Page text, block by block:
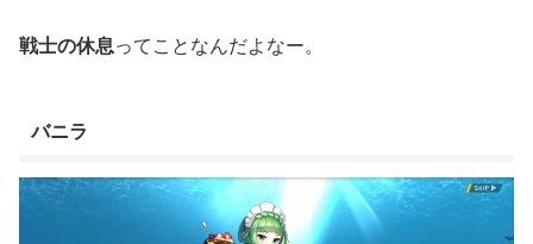
戦士の休息ってことなんだよなー。
バニラ